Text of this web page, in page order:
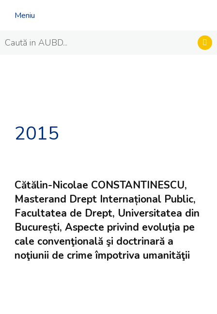
Meniu
2015
Cătălin-Nicolae CONSTANTINESCU,
Masterand Drept Internațional Public,
Facultatea de Drept, Universitatea din
București, Aspecte privind evoluţia pe
cale convenţională şi doctrinară a
noţiunii de crime împotriva umanităţii